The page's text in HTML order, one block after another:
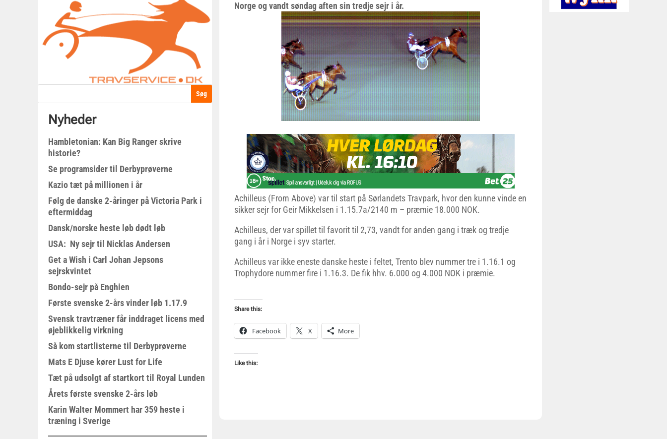
Nyheder
Hambletonian: Kan Big Ranger skrive
historie?
Se programsider til Derbyprøverne
Kazio tæt på millionen i år
Følg de danske 2-åringer på Victoria Park i
eftermiddag
Dansk/norske heste løb dødt løb
USA: Ny sejr til Nicklas Andersen
Get a Wish i Carl Johan Jepsons
sejrskvintet
Bondo-sejr på Enghien
Første svenske 2-års vinder løb 1.17.9
Svensk travtræner får inddraget licens med
øjeblikkelig virkning
Så kom startlisterne til Derbyprøverne
Mats E Djuse kører Lust for Life
Tæt på udsolgt af startkort til Royal Lunden
Årets første svenske 2-års løb
Karin Walter Mommert har 359 heste i
træning i Sverige
Norge og vandt søndag aften sin tredje sejr i år.
Achilleus (From Above) var til start på Sørlandets Travpark, hvor den kunne vinde en
sikker sejr for Geir Mikkelsen i 1.15.7a/2140 m – præmie 18.000 NOK.
Achilleus, der var spillet til favorit til 2,73, vandt for anden gang i træk og tredje
gang i år i Norge i syv starter.
Achilleus var ikke eneste danske heste i feltet, Trento blev nummer tre i 1.16.1 og
Trophydore nummer fire i 1.16.3. De fik hhv. 6.000 og 4.000 NOK i præmie.
Share this:
Facebook X More
Like this: